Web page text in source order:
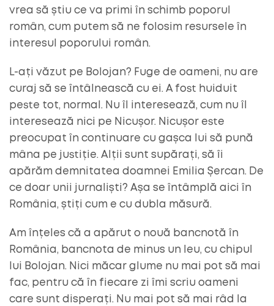
vrea să știu ce va primi în schimb poporul
român, cum putem să ne folosim resursele în
interesul poporului român.
L-ați văzut pe Bolojan? Fuge de oameni, nu are
curaj să se întâlnească cu ei. A fost huiduit
peste tot, normal. Nu îl interesează, cum nu îl
interesează nici pe Nicușor. Nicușor este
preocupat în continuare cu gașca lui să pună
mâna pe justiție. Alții sunt supărați, să îi
apărăm demnitatea doamnei Emilia Șercan. De
ce doar unii jurnaliști? Așa se întâmplă aici în
România, știți cum e cu dubla măsură.
Am înțeles că a apărut o nouă bancnotă în
România, bancnota de minus un leu, cu chipul
lui Bolojan. Nici măcar glume nu mai pot să mai
fac, pentru că în fiecare zi îmi scriu oameni
care sunt disperați. Nu mai pot să mai râd la